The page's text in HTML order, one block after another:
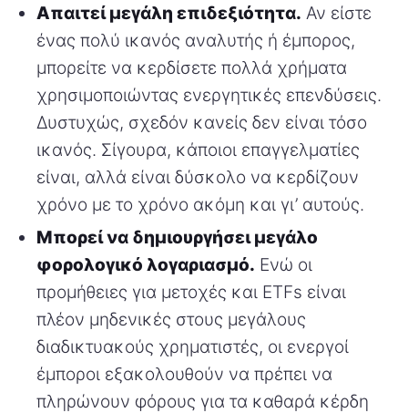
Απαιτεί μεγάλη επιδεξιότητα. Αν είστε
ένας πολύ ικανός αναλυτής ή έμπορος,
μπορείτε να κερδίσετε πολλά χρήματα
χρησιμοποιώντας ενεργητικές επενδύσεις.
Δυστυχώς, σχεδόν κανείς δεν είναι τόσο
ικανός. Σίγουρα, κάποιοι επαγγελματίες
είναι, αλλά είναι δύσκολο να κερδίζουν
χρόνο με το χρόνο ακόμη και γι’ αυτούς.
Μπορεί να δημιουργήσει μεγάλο
φορολογικό λογαριασμό. Ενώ οι
προμήθειες για μετοχές και ETFs είναι
πλέον μηδενικές στους μεγάλους
διαδικτυακούς χρηματιστές, οι ενεργοί
έμποροι εξακολουθούν να πρέπει να
πληρώνουν φόρους για τα καθαρά κέρδη